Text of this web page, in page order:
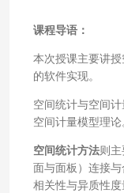
课程导语：
本次授课主要讲
的软件实现。
空间统计与空间
空间计量模型理论。
空间统计方法则
面与面板）连接
相关性与异质性度